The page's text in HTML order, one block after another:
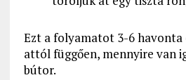
Ezt a folyamatot 3-6 havonta
attól függően, mennyire van
bútor.